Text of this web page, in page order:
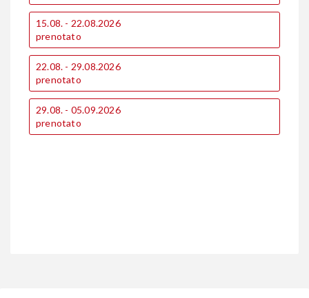
15.08. - 22.08.2026
prenotato
22.08. - 29.08.2026
prenotato
29.08. - 05.09.2026
prenotato